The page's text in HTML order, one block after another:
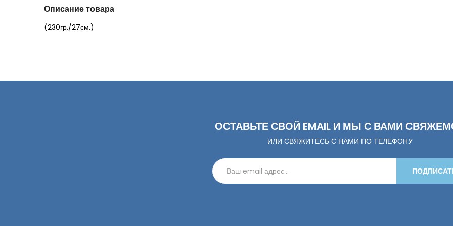
Описание товара
(230гр./27см.)
ОСТАВЬТЕ СВОЙ EMAIL И МЫ С ВАМИ
ИЛИ СВЯЖИТЕСЬ С НАМИ ПО ТЕЛЕФОНУ